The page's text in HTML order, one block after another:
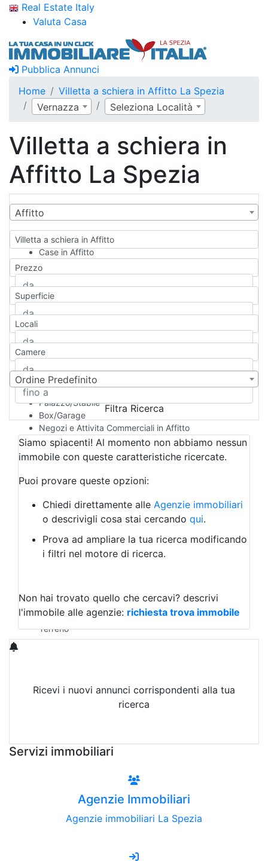
Real Estate Italy
Valuta Casa
Pubblica Annunci
Home
Villetta a schiera in Affitto La Spezia
Vernazza
Seleziona Località
Villetta a schiera in
Affitto La Spezia
Affitto
Villetta a schiera in Affitto
Case in Affitto
Qualsiasi
Appartamento
Casa indipendente
Casa Semi-indipendente
Attico/Mansarda
Rustico/Casale
Camera d'Albergo
Multiproprietà
Palazzo/Stabile
Box/Garage
Negozi e Attivita Commerciali in Affitto
Qualsiasi
Attività/Licenza Commerciale
Azienda Agricola
Bar/Ristorante
Albergo
Laboratorio Artigianale
Negozio/locale commerciale
Agriturismo
Magazzini
Qualsiasi
Terreno edificabile
Terreno
Prezzo
Superficie
Locali
Camere
Ordine Predefinito
Filtra Ricerca
Siamo spiacenti! Al momento non abbiamo nessun
immobile con queste caratteristiche ricercate.
Puoi provare queste opzioni:
Chiedi direttamente alle Agenzie immobiliari
o descrivigli cosa stai cercando qui.
Prova ad ampliare la tua ricerca modificando
i filtri nel motore di ricerca.
Non hai trovato quello che cercavi? descrivi
l'immobile alle agenzie: richiesta trova immobile
Ricevi i nuovi annunci corrispondenti alla tua
ricerca
Servizi immobiliari
Agenzie Immobiliari
Agenzie immobiliari La Spezia